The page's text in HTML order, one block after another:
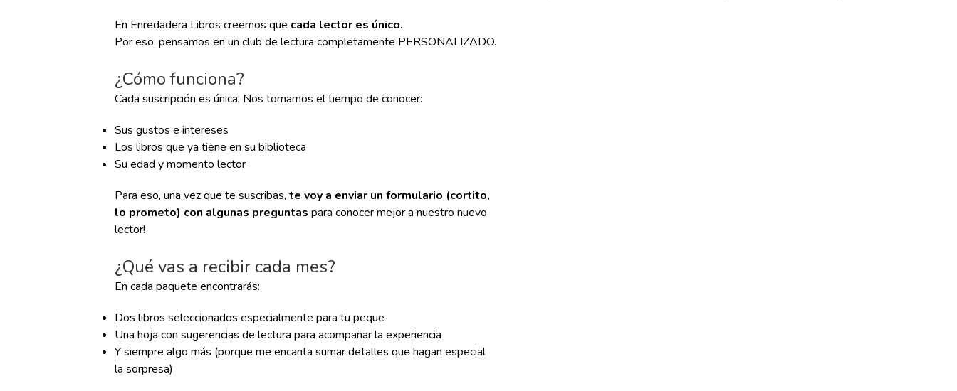
En Enredadera Libros creemos que cada lector es único.
Por eso, pensamos en un club de lectura completamente PERSONALIZADO.
¿Cómo funciona?
Cada suscripción es única. Nos tomamos el tiempo de conocer:
Sus gustos e intereses
Los libros que ya tiene en su biblioteca
Su edad y momento lector
Para eso, una vez que te suscribas,te voy a enviar un formulario (cortito,
lo prometo) con algunas preguntaspara conocer mejor a nuestro nuevo
lector!
¿Qué vas a recibir cada mes?
En cada paquete encontrarás:
Dos libros seleccionados especialmente para tu peque
Una hoja con sugerencias de lectura para acompañar la experiencia
Y siempre algo más (porque me encanta sumar detalles que hagan especial
la sorpresa)